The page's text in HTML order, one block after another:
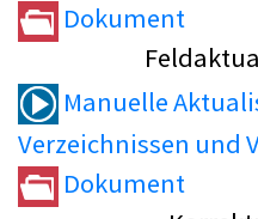
Dokument
Manuelle
Verzeichnissen und
Dokument